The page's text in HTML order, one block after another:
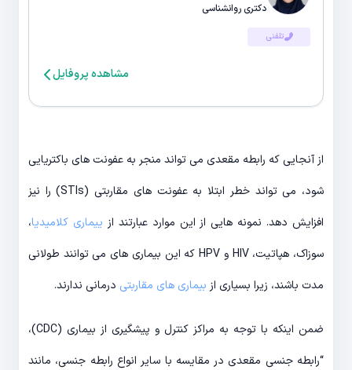
دکتری روانشناسی
تلفنی
مشاهده پروفایل
از آنجایی که رابطه مقعدی می تواند منجر به عفونت های باکتریایی
شود، می تواند خطر ابتلا به عفونت های مقاربتی (STIs) را نیز
افزایش دهد. نمونه هایی از این موارد عبارتند از ییماری کلامیدیا،
سوزاک، هپاتیت، HIV و HPV که این بیماری های می توانند طولانی
مدت باشند، زیرا بسیاری از بیماری های مقاربتی درمانی ندارند.
ضمن اینکه با توجه به مراکز کنترل و پیشگیری از بیماری (CDC)،
“رابطه جنسی مقعدی در مقایسه با سایر انواع رابطه جنسی، مانند